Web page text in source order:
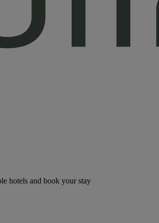
hotels and book your stay